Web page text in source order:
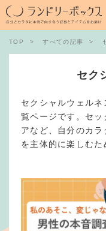
TOP すべての記事
セク
セクシャルウェル
覧ページです。セ
アなど、自分のカ
を主体的に楽しむた